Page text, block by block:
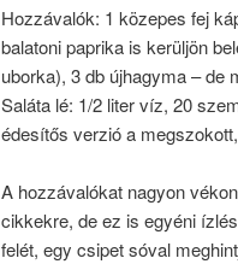
Hozzávalók: 1 közepes fej
balatoni paprika is kerüljön
uborka), 3 db újhagyma – de
Saláta lé: 1/2 liter víz, 20
édesítős verzió a
A hozzávalókat nagyon
cikkekre, de ez is egyéni
felét, egy csipet sóval